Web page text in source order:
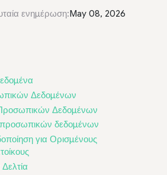
ενημέρωση:May 08, 2026
Δεδομένων
Δεδομένων
δεδομένων
για Ορισμένους